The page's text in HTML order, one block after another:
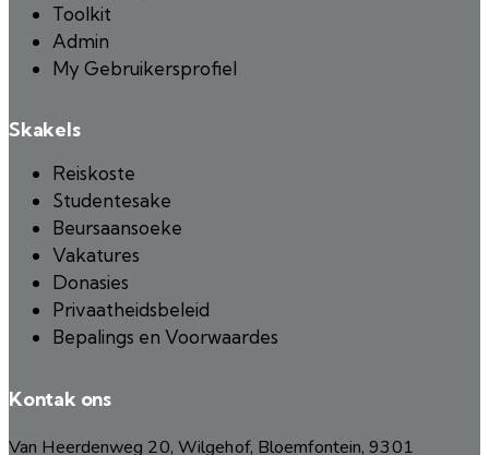
Toolkit
Admin
My Gebruikersprofiel
Skakels
Reiskoste
Studentesake
Beursaansoeke
Vakatures
Donasies
Privaatheidsbeleid
Bepalings en Voorwaardes
Kontak ons
Van Heerdenweg 20, Wilgehof, Bloemfontein, 9301